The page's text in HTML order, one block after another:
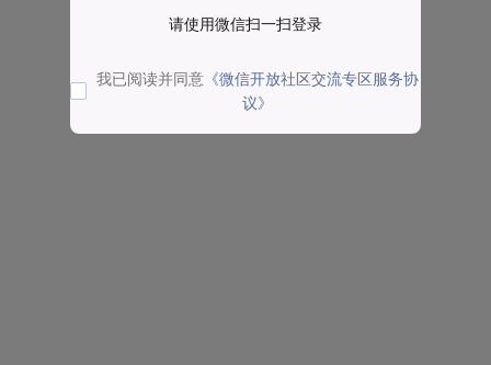
请使用微信扫一扫登录
我已阅读并同意 《微信开放社区交流专区服务协
议》